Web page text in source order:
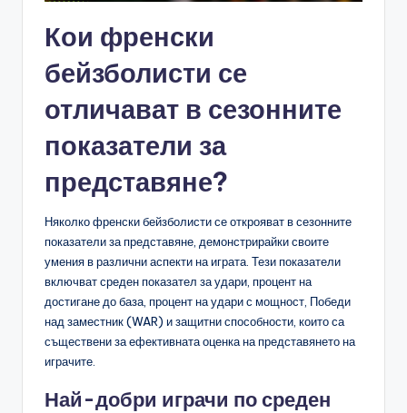
Кои френски
бейзболисти се
отличават в сезонните
показатели за
представяне?
Няколко френски бейзболисти се открояват в сезонните
показатели за представяне, демонстрирайки своите
умения в различни аспекти на играта. Тези показатели
включват среден показател за удари, процент на
достигане до база, процент на удари с мощност, Победи
над заместник (WAR) и защитни способности, които са
съществени за ефективната оценка на представянето на
играчите.
Най-добри играчи по среден